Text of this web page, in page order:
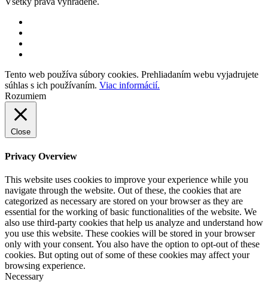
Tento web používa súbory cookies. Prehliadaním webu vyjadrujete
súhlas s ich používaním. Viac informácií.
Rozumiem
Close
Privacy Overview
This website uses cookies to improve your experience while you
navigate through the website. Out of these, the cookies that are
categorized as necessary are stored on your browser as they are
essential for the working of basic functionalities of the website. We
also use third-party cookies that help us analyze and understand how
you use this website. These cookies will be stored in your browser
only with your consent. You also have the option to opt-out of these
cookies. But opting out of some of these cookies may affect your
browsing experience.
Necessary